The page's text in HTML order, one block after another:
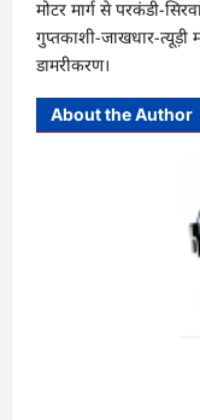
मोटर मार्ग से परकंडी-
गुप्तकाशी-जाखधार-त्यूड़ी
डामरीकरण।
About the Author